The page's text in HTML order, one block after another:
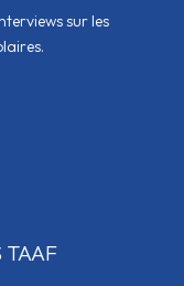
sur les
TAAF